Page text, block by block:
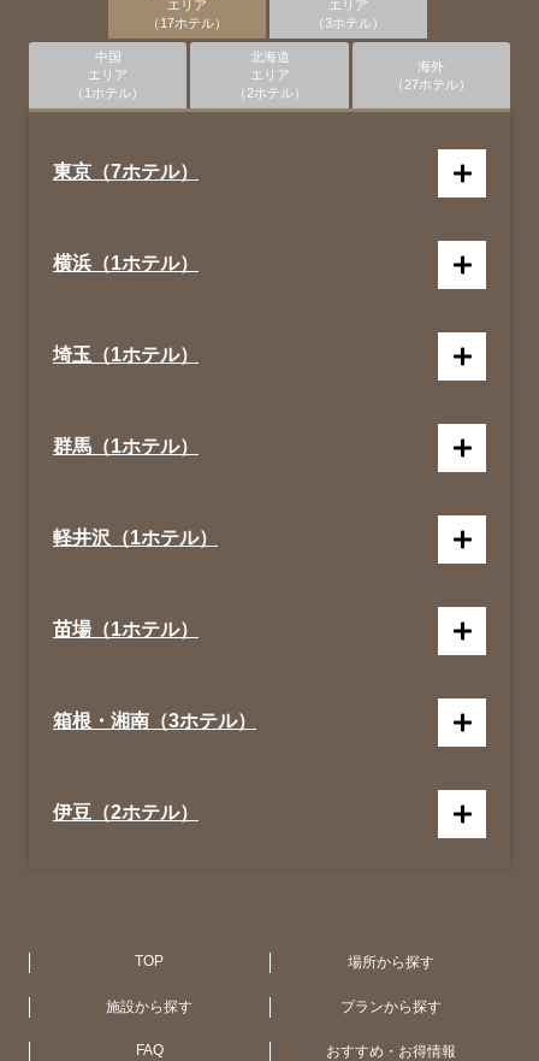
エリア
（17ホテル）
東京（7ホテル）
横浜（1ホテル）
埼玉（1ホテル）
群馬（1ホテル）
軽井沢（1ホテル）
苗場（1ホテル）
箱根・湘南（3ホテル）
伊豆（2ホテル）
エリア
（3ホテル）
大阪（1ホテル）
中国
エリア
（1ホテル）
北海道
エリア
（2ホテル）
函館・大沼（1ホテル）
海外
（27ホテル）
オーストラリア（11ホテル）
TOP 場所から探す
施設から探す プランから探す
FAQ おすすめ・お得情報